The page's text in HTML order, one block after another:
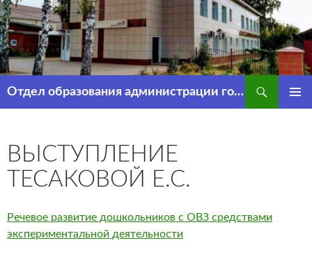
Перейти
к
содержимому
Отдел образования администрации города Рассказово
ВЫСТУПЛЕНИЕ
ТЕСАКОВОЙ Е.С.
Речевое развитие дошкольников с ОВЗ средствами
экспериментальной деятельности